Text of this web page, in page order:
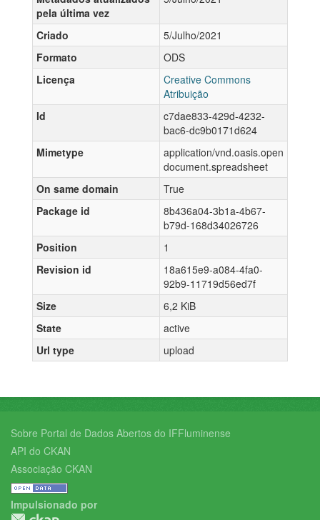
pela última vez
Criado
5/Julho/2021
Formato
ODS
Licença
Creative Commons
Atribuição
Id
c7dae833-429d-4232-
bac6-dc9b0171d624
Mimetype
application/vnd.oasis.open
document.spreadsheet
On same domain
True
Package id
8b436a04-3b1a-4b67-
b79d-168d34026726
Position
1
Revision id
18a615e9-a084-4fa0-
92b9-11719d56ed7f
Size
6,2 KiB
State
active
Url type
upload
Sobre Portal de Dados Abertos do IFFluminense
API do CKAN
Associação CKAN
Impulsionado por